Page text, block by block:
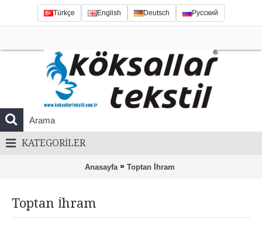
Türkçe English Deutsch Русский
KATEGORILER
Anasayfa » Toptan İhram
Toptan İhram